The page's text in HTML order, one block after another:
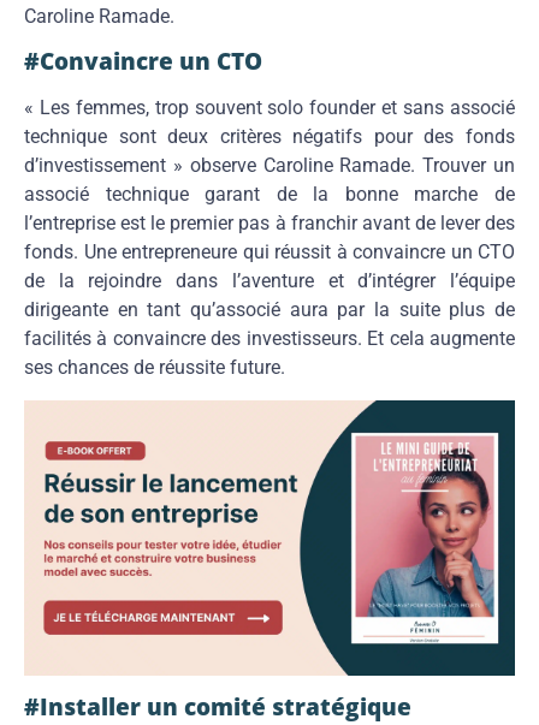
Caroline Ramade.
#Convaincre un CTO
« Les femmes, trop souvent solo founder et sans associé
technique sont deux critères négatifs pour des fonds
d’investissement » observe Caroline Ramade. Trouver un
associé technique garant de la bonne marche de
l’entreprise est le premier pas à franchir avant de lever des
fonds. Une entrepreneure qui réussit à convaincre un CTO
de la rejoindre dans l’aventure et d’intégrer l’équipe
dirigeante en tant qu’associé aura par la suite plus de
facilités à convaincre des investisseurs. Et cela augmente
ses chances de réussite future.
#Installer un comité stratégique